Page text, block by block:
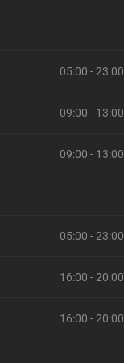
05:00 - 23:00
09:00 - 13:00
09:00 - 13:00
05:00 - 23:00
16:00 - 20:00
16:00 - 20:00